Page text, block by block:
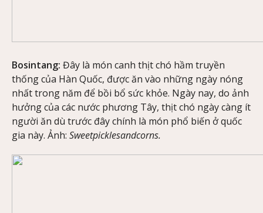
Bosintang: Đây là món canh thịt chó hầm truyền
thống của Hàn Quốc, được ăn vào những ngày nóng
nhất trong năm để bồi bổ sức khỏe. Ngày nay, do ảnh
hưởng của các nước phương Tây, thịt chó ngày càng ít
người ăn dù trước đây chính là món phổ biến ở quốc
gia này. Ảnh: Sweetpicklesandcorns.